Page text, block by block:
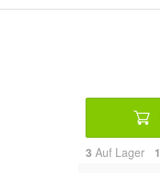
3 Auf Lager 1